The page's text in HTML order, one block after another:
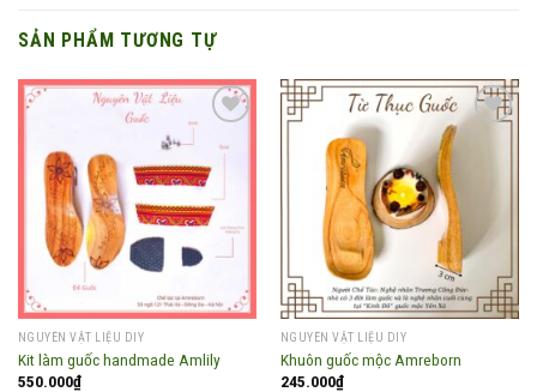
SẢN PHẨM TƯƠNG TỰ
Add to
wishlist
NGUYÊN VẬT LIỆU DIY
Kit làm guốc handmade Amlily
550.000₫
NGUYÊN VẬT LIỆU DIY
Khuôn guốc mộc Amreborn
245.000₫